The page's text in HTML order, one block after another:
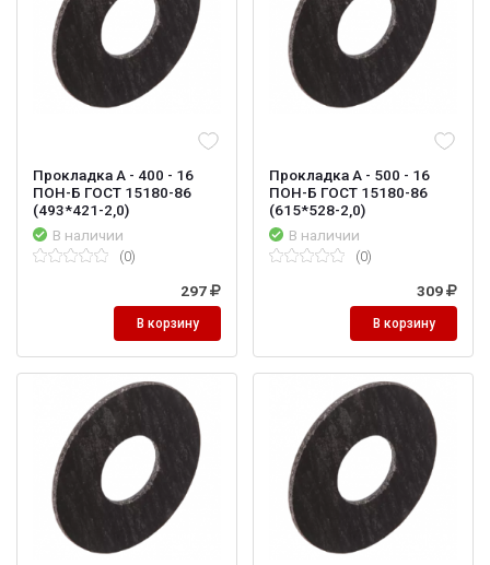
Прокладка А - 400 - 16
ПОН-Б ГОСТ 15180-86
(493*421-2,0)
В наличии
(0)
297
В корзину
Прокладка А - 500 - 16
ПОН-Б ГОСТ 15180-86
(615*528-2,0)
В наличии
(0)
309
В корзину